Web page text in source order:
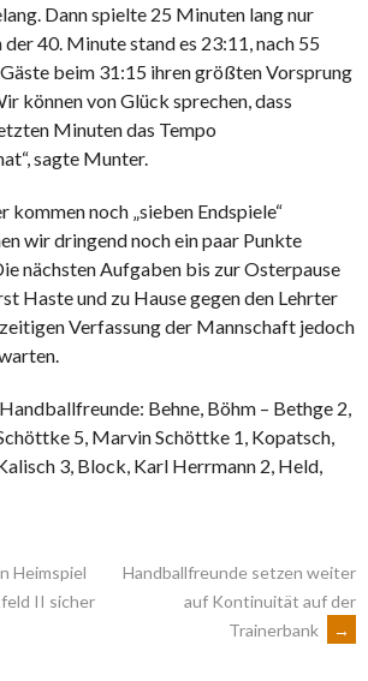
Dann spielte 25 Minuten lang nur
40. Minute stand es 23:11, nach 55
beim 31:15 ihren größten Vorsprung
können von Glück sprechen, dass
Minuten das Tempo
sagte Munter.
noch „sieben Endspiele“
wir dringend noch ein paar Punkte
nächsten Aufgaben bis zur Osterpause
Haste und zu Hause gegen den Lehrter
Verfassung der Mannschaft jedoch
Behne, Böhm – Bethge 2,
5, Marvin Schöttke 1, Kopatsch,
3, Block, Karl Herrmann 2, Held,
Heimspiel
II sicher
Handballfreunde setzen weiter
auf Kontinuität auf der
Trainerbank
→